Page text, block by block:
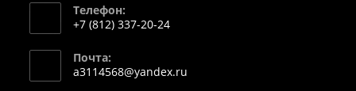
Телефон:
+7 (812) 337-20-24
в
вашем
Почта:
a3114568@yandex.ru